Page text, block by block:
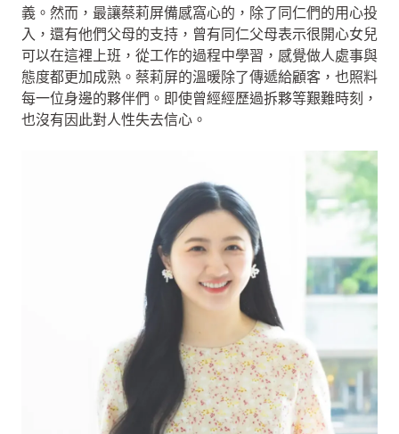
義。然而，最讓蔡莉屏備感窩心的，除了同仁們的用心投
入，還有他們父母的支持，曾有同仁父母表示很開心女兒
可以在這裡上班，從工作的過程中學習，感覺做人處事與
態度都更加成熟。蔡莉屏的溫暖除了傳遞給顧客，也照料
每一位身邊的夥伴們。即使曾經經歷過拆夥等艱難時刻，
也沒有因此對人性失去信心。